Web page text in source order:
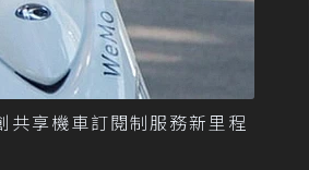
享機車訂閱制服務新里程